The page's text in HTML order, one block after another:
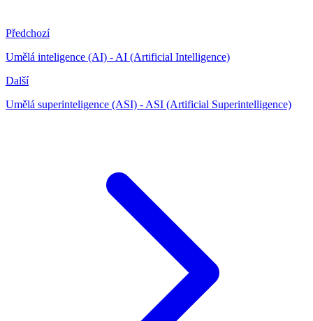
Předchozí
Umělá inteligence (AI) - AI (Artificial Intelligence)
Další
Umělá superinteligence (ASI) - ASI (Artificial Superintelligence)